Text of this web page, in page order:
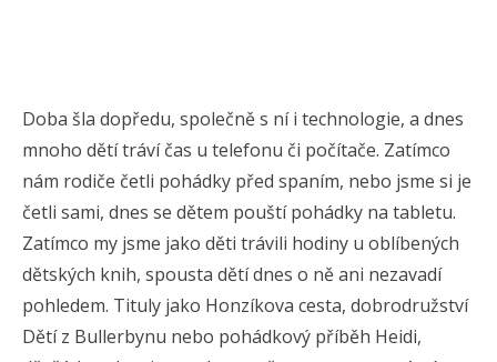
Doba šla dopředu, společně s ní i technologie, a dnes
mnoho dětí tráví čas u telefonu či počítače. Zatímco
nám rodiče četli pohádky před spaním, nebo jsme si je
četli sami, dnes se dětem pouští pohádky na tabletu.
Zatímco my jsme jako děti trávili hodiny u oblíbených
dětských knih, spousta dětí dnes o ně ani nezavadí
pohledem. Tituly jako Honzíkova cesta, dobrodružství
Dětí z Bullerbynu nebo pohádkový příběh Heidi,